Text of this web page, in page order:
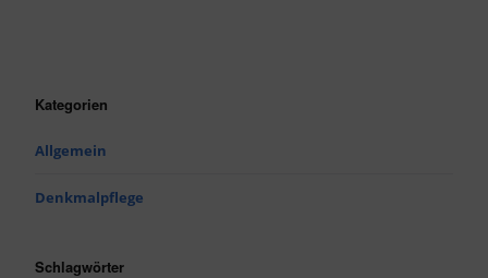
Kategorien
Allgemein
Denkmalpflege
Schlagwörter